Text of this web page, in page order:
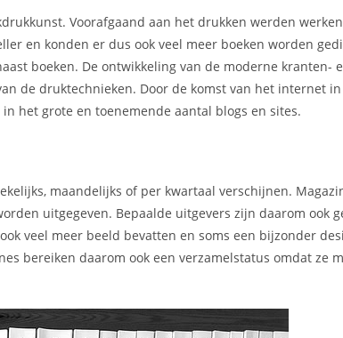
Voorafgaand aan het drukken werden
en konden er dus ook veel meer boeken worden
boeken. De ontwikkeling van de moderne kranten-
de druktechnieken. Door de komst van het internet in
het grote en toenemende aantal blogs en sites.
maandelijks of per kwartaal verschijnen.
uitgegeven. Bepaalde uitgevers zijn daarom ook
veel meer beeld bevatten en soms een bijzonder
bereiken daarom ook een verzamelstatus omdat ze